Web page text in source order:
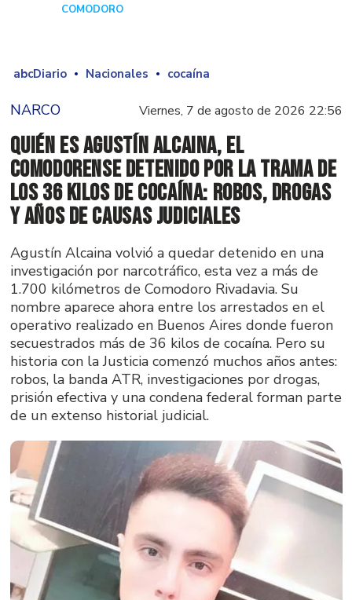
COMODORO
abcDiario Nacionales cocaína
NARCO Viernes, 7 de agosto de 2026 22:56
Quién es Agustín Alcaina, el
comodorense detenido por la trama de
los 36 kilos de cocaína: robos, drogas
y años de causas judiciales
Agustín Alcaina volvió a quedar detenido en una
investigación por narcotráfico, esta vez a más de
1.700 kilómetros de Comodoro Rivadavia. Su
nombre aparece ahora entre los arrestados en el
operativo realizado en Buenos Aires donde fueron
secuestrados más de 36 kilos de cocaína. Pero su
historia con la Justicia comenzó muchos años antes:
robos, la banda ATR, investigaciones por drogas,
prisión efectiva y una condena federal forman parte
de un extenso historial judicial.